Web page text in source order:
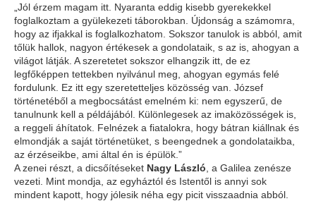
„Jól érzem magam itt. Nyaranta eddig kisebb gyerekekkel
foglalkoztam a gyülekezeti táborokban. Újdonság a számomra,
hogy az ifjakkal is foglalkozhatom. Sokszor tanulok is abból, amit
tőlük hallok, nagyon értékesek a gondolataik, s az is, ahogyan a
világot látják. A szeretetet sokszor elhangzik itt, de ez
legfőképpen tettekben nyilvánul meg, ahogyan egymás felé
fordulunk. Ez itt egy szeretetteljes közösség van. József
történetéből a megbocsátást emelném ki: nem egyszerű, de
tanulnunk kell a példájából. Különlegesek az imaközösségek is,
a reggeli áhítatok. Felnézek a fiatalokra, hogy bátran kiállnak és
elmondják a saját történetüket, s beengednek a gondolataikba,
az érzéseikbe, ami által én is épülök.”
A zenei részt, a dicsőítéseket Nagy László , a Galilea zenésze
vezeti. Mint mondja, az egyháztól és Istentől is annyi sok
mindent kapott, hogy jólesik néha egy picit visszaadnia abból.